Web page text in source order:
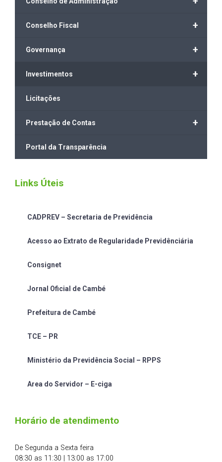
+
Conselho Fiscal
+
Governança
+
Investimentos
Licitações
+
Prestação de Contas
Portal da Transparência
Links Úteis
CADPREV – Secretaria de Previdência
Acesso ao Extrato de Regularidade Previdênciária
Consignet
Jornal Oficial de Cambé
Prefeitura de Cambé
TCE – PR
Ministério da Previdência Social – RPPS
Area do Servidor – E-ciga
Horário de atendimento
De Segunda a Sexta feira
08:30 as 11:30 | 13:00 as 17:00